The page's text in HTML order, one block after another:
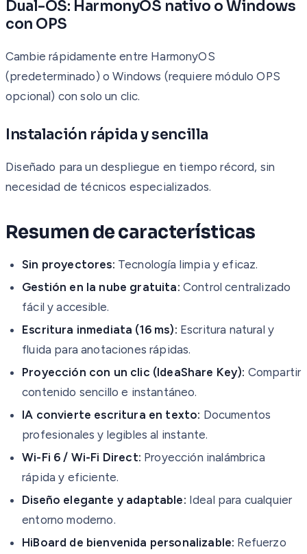
Dual-OS: HarmonyOS nativo o Windows
con OPS
Cambie rápidamente entre HarmonyOS
(predeterminado) o Windows (requiere módulo OPS
opcional) con solo un clic.
Instalación rápida y sencilla
Diseñado para un despliegue en tiempo récord, sin
necesidad de técnicos especializados.
Resumen de características
Sin proyectores: Tecnología limpia y eficaz.
Gestión en la nube gratuita: Control centralizado
fácil y accesible.
Escritura inmediata (16 ms): Escritura natural y
fluida para anotaciones rápidas.
Proyección con un clic (IdeaShare Key): Compartir
contenido sencillo e instantáneo.
IA convierte escritura en texto: Documentos
profesionales y legibles al instante.
Wi-Fi 6 / Wi-Fi Direct: Proyección inalámbrica
rápida y eficiente.
Diseño elegante y adaptable: Ideal para cualquier
entorno moderno.
HiBoard de bienvenida personalizable: Refuerzo